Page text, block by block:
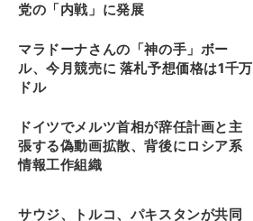
党の「内戦」に発展
マラドーナさんの「神の手」ボー
ル、今月競売に 落札予想価格は1千万
ドル
ドイツでメルツ首相が辞任計画と主
張する偽動画拡散、背後にロシア系
情報工作組織
サウジ、トルコ、パキスタンが共同